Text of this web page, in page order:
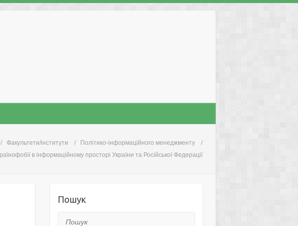
Факультети/інститути
Політико-інформаційного менеджменту
в інформаційному просторі України та Російської Федерації
Пошук
Пошук